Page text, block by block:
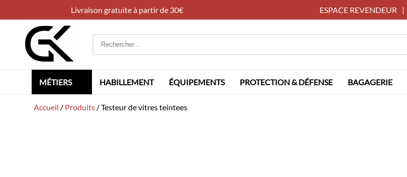
Livraison gratuite à partir de 30€ ESPACE REVENDEUR |
Rechercher
MÉTIERS HABILLEMENT ÉQUIPEMENTS PROTECTION & DÉFENSE BAGAGERIE
Accueil / Produits /Testeur de vitres teintees